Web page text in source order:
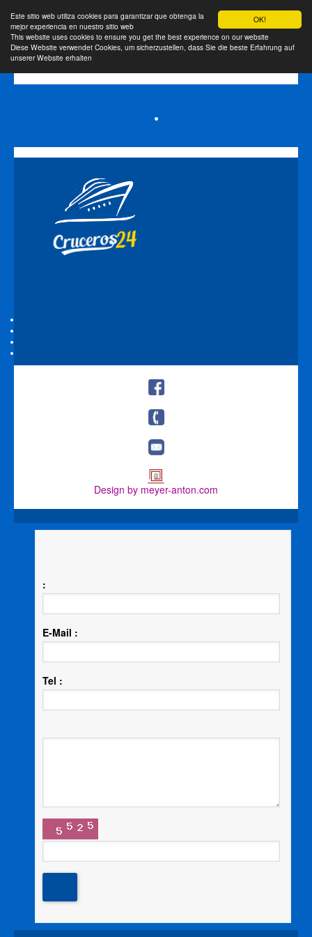
OK!
Este sitio web utiliza cookies para garantizar que obtenga la
mejor experiencia en nuestro sitio web
This website uses cookies to ensure you get the best experience on our website
Diese Website verwendet Cookies, um sicherzustellen, dass Sie die beste Erfahrung auf
unserer Website erhalten
•
Design by meyer-anton.com
:
E-Mail :
Tel :